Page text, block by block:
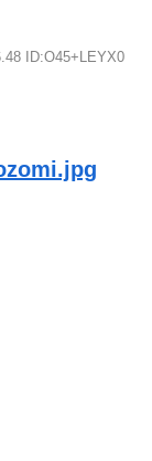
ID:O45+LEYX0